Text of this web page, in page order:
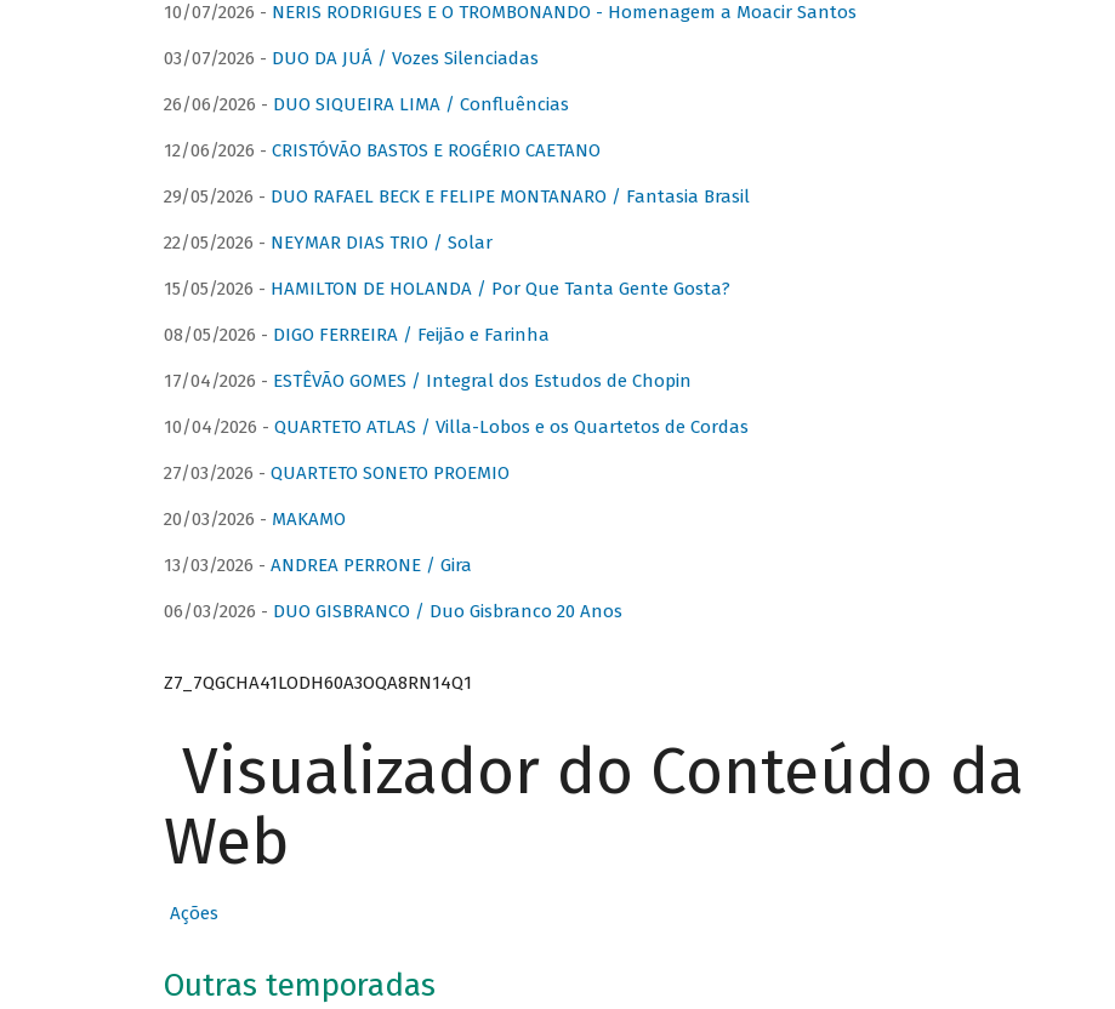
10/07/2026 - NERIS RODRIGUES E O TROMBONANDO - Homenagem a Moacir Santos
03/07/2026 - DUO DA JUÁ / Vozes Silenciadas
26/06/2026 - DUO SIQUEIRA LIMA / Confluências
12/06/2026 - CRISTÓVÃO BASTOS E ROGÉRIO CAETANO
29/05/2026 - DUO RAFAEL BECK E FELIPE MONTANARO / Fantasia Brasil
22/05/2026 - NEYMAR DIAS TRIO / Solar
15/05/2026 - HAMILTON DE HOLANDA / Por Que Tanta Gente Gosta?
08/05/2026 - DIGO FERREIRA / Feijão e Farinha
17/04/2026 - ESTÊVÃO GOMES / Integral dos Estudos de Chopin
10/04/2026 - QUARTETO ATLAS / Villa-Lobos e os Quartetos de Cordas
27/03/2026 - QUARTETO SONETO PROEMIO
20/03/2026 - MAKAMO
13/03/2026 - ANDREA PERRONE / Gira
06/03/2026 - DUO GISBRANCO / Duo Gisbranco 20 Anos
Z7_7QGCHA41LODH60A3OQA8RN14Q1
Visualizador do Conteúdo da
Web
Ações
Outras temporadas